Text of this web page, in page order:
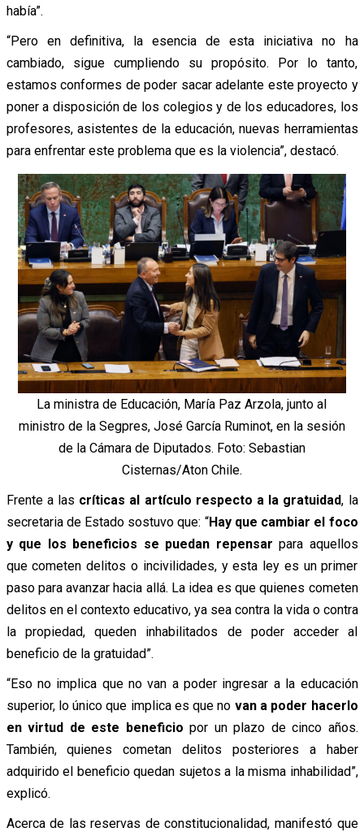
había”.
“Pero en definitiva, la esencia de esta iniciativa no ha
cambiado, sigue cumpliendo su propósito. Por lo tanto,
estamos conformes de poder sacar adelante este proyecto y
poner a disposición de los colegios y de los educadores, los
profesores, asistentes de la educación, nuevas herramientas
para enfrentar este problema que es la violencia”, destacó.
La ministra de Educación, María Paz Arzola, junto al
ministro de la Segpres, José García Ruminot, en la sesión
de la Cámara de Diputados. Foto: Sebastian
Cisternas/Aton Chile.
Frente a las críticas al artículo respecto a la gratuidad, la
secretaria de Estado sostuvo que: “Hay que cambiar el foco
y que los beneficios se puedan repensar para aquellos
que cometen delitos o incivilidades, y esta ley es un primer
paso para avanzar hacia allá. La idea es que quienes cometen
delitos en el contexto educativo, ya sea contra la vida o contra
la propiedad, queden inhabilitados de poder acceder al
beneficio de la gratuidad”.
“Eso no implica que no van a poder ingresar a la educación
superior, lo único que implica es que no van a poder hacerlo
en virtud de este beneficio por un plazo de cinco años.
También, quienes cometan delitos posteriores a haber
adquirido el beneficio quedan sujetos a la misma inhabilidad”,
explicó.
Acerca de lasreservas de constitucionalidad, manifestó que